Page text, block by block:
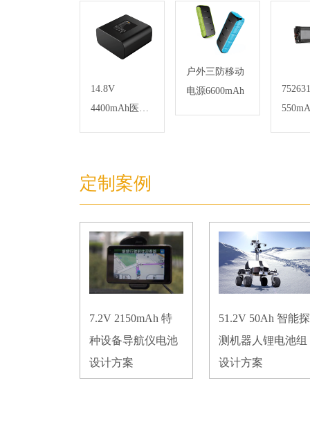
14.8V
4400mAh医疗
户外三防移动
电源6600mAh
定制案例
7.2V 2150mAh 特
种设备导航仪电池
设计方案
51.2V 50Ah 智能探
测机器人锂电池组
设计方案